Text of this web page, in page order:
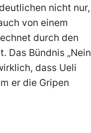
nicht nur,
von einem
durch den
Das Bündnis „Nein
dass Ueli
er die Gripen